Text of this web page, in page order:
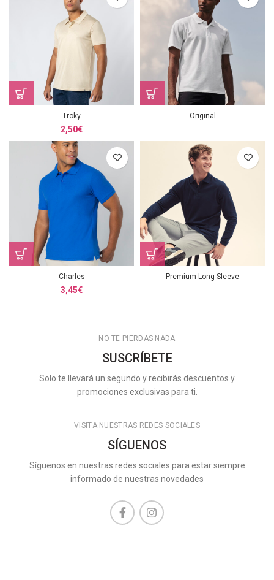
Troky
2,50€
Original
Charles
3,45€
Premium Long Sleeve
NO TE PIERDAS NADA
SUSCRÍBETE
Solo te llevará un segundo y recibirás descuentos y
promociones exclusivas para ti.
VISITA NUESTRAS REDES SOCIALES
SÍGUENOS
Síguenos en nuestras redes sociales para estar siempre
informado de nuestras novedades